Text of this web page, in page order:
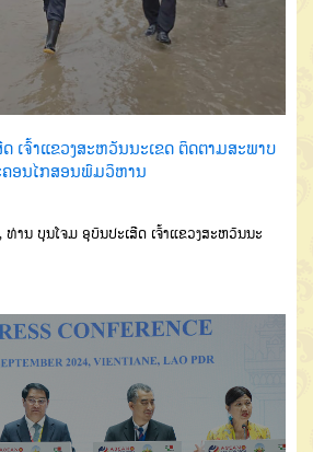
ເຈົ້າແຂວງສະຫວັນນະເຂດ ຕິດຕາມສະພາບ
ຄອນໄກສອນພົມວິຫານ
ານ ບຸນໂຈມ ອຸບົນປະເສີດ ເຈົ້າແຂວງສະຫວັນນະ